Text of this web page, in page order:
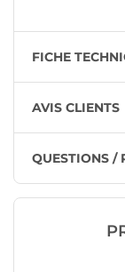
FICHE
AVIS CLIENTS
QUESTIONS /